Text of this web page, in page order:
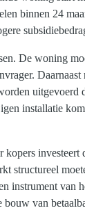
binnen 24
De woning
Daarnaast
uitgevoerd
installatie
kopers
structureel
instrument van
bouw van